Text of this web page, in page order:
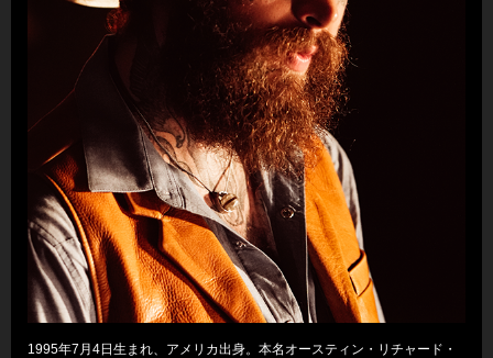
1995年7月4日生まれ、アメリカ出身。本名オースティン・リチャード・